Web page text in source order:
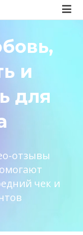
и
для
отзывы
чек и